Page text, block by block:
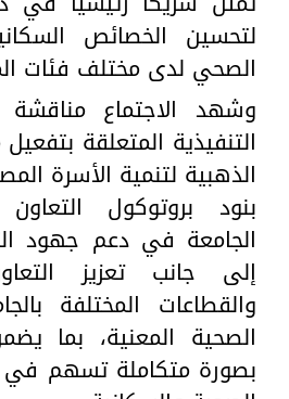
لتحسين الخصائص
الصحي لدى مختلف فئات
وشهد الاجتماع
التنفيذية المتعلقة
الذهبية لتنمية الأسرة
بنود بروتوكول
الجامعة في دعم جهود
إلى جانب تعزيز
والقطاعات المختلفة
الصحية المعنية، بما
بصورة متكاملة تسهم